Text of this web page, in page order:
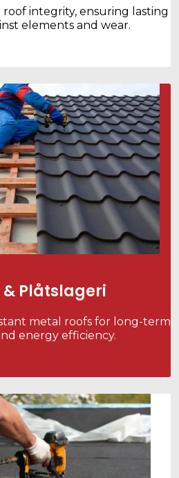
integrity, ensuring lasting
elements and wear.
Plåtslageri
metal roofs for long-term
energy efficiency.